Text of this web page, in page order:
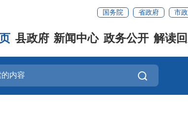
国务院 省政府 市
县政府 新闻中心 政务公开 解读